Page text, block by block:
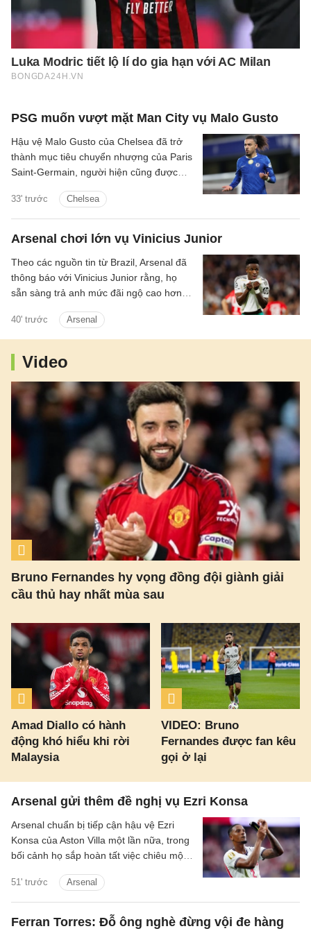
PSG muốn vượt mặt Man City vụ Malo Gusto
33' trước Chelsea
Hậu vệ Malo Gusto của Chelsea đã trở
thành mục tiêu chuyển nhượng của Paris
Saint-Germain, người hiện cũng được
Arsenal chơi lớn vụ Vinicius Junior
40' trước Arsenal
Theo các nguồn tin từ Brazil, Arsenal đã
thông báo với Vinicius Junior rằng, họ
sẵn sàng trả anh mức đãi ngộ cao hơn
Madrid.
Video
Bruno Fernandes hy vọng đồng đội giành giải
cầu thủ hay nhất mùa sau
Amad Diallo có hành
động khó hiểu khi rời
Malaysia
VIDEO: Bruno
Fernandes được fan kêu
gọi ở lại
Arsenal gửi thêm đề nghị vụ Ezri Konsa
51' trước Arsenal
Arsenal chuẩn bị tiếp cận hậu vệ Ezri
Konsa của Aston Villa một lần nữa, trong
bối cảnh họ sắp hoàn tất việc chiêu mộ
Newcastle.
Ferran Torres: Đỗ ông nghè đừng vội đe hàng